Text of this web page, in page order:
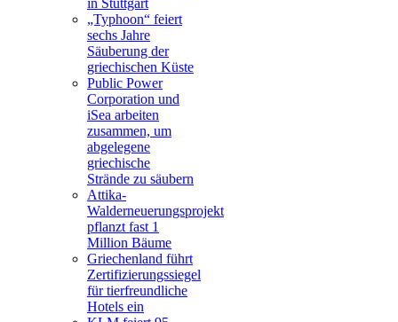
in Stuttgart
„Typhoon“ feiert
sechs Jahre
Säuberung der
griechischen Küste
Public Power
Corporation und
iSea arbeiten
zusammen, um
abgelegene
griechische
Strände zu säubern
Attika-
Walderneuerungsprojekt
pflanzt fast 1
Million Bäume
Griechenland führt
Zertifizierungssiegel
für tierfreundliche
Hotels ein